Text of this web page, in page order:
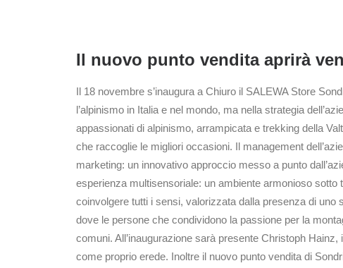
Il nuovo punto vendita aprirà
Il 18 novembre s’inaugura a Chiuro il SALEWA Store
l’alpinismo in Italia e nel mondo, ma nella strategia
appassionati di alpinismo, arrampicata e trekking della
che raccoglie le migliori occasioni. Il management
marketing: un innovativo approccio messo a punto
esperienza multisensoriale: un ambiente armonioso sotto
coinvolgere tutti i sensi, valorizzata dalla presenza di
dove le persone che condividono la passione per la
comuni. All’inaugurazione sarà presente Christoph
come proprio erede. Inoltre il nuovo punto vendita di